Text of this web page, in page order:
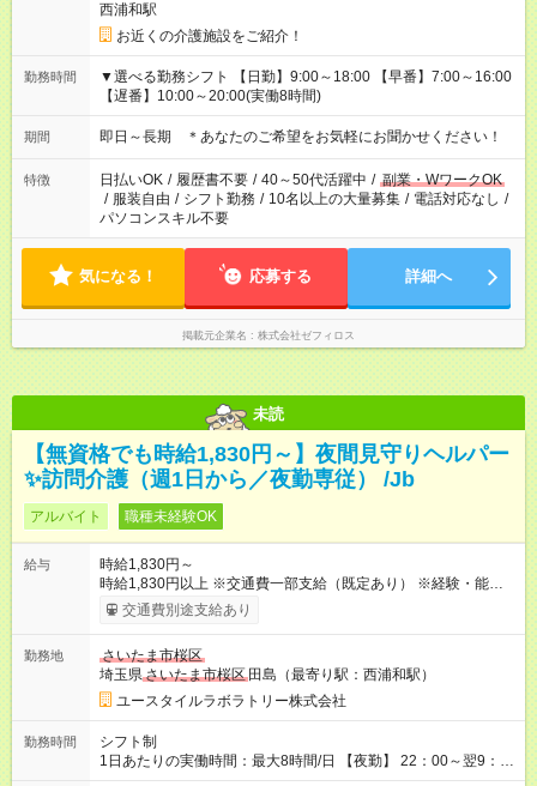
西浦和駅
お近くの介護施設をご紹介！
勤務時間
▼選べる勤務シフト 【日勤】9:00～18:00 【早番】7:00～16:00
【遅番】10:00～20:00(実働8時間)
期間 即日～長期 ＊あなたのご希望をお気軽にお聞かせください！
特徴 日払いOK / 履歴書不要 / 40～50代活躍中 / 副業・WワークOK
/ 服装自由 / シフト勤務 / 10名以上の大量募集 / 電話対応なし /
パソコンスキル不要
気になる！ 応募する 詳細へ
掲載元企業名 株式会社ゼフィロス
未読
【無資格でも時給1,830円～】夜間見守りヘルパー
✨訪問介護（週1日から／夜勤専従） /Jb
アルバイト 職種未経験OK
給与
時給1,830円～
時給1,830円以上 ※交通費一部支給（既定あり） ※経験・能力を
考慮して決定します 【収入例】 週1回勤務の場合：1,830円×8時
間×4回=5万8,560円 週3回勤務の場合：1,830円×8時間×12回
月 ※ 雇用形態と給与に、本採用時と異なる部分があります。 雇
用形態：本採用時と同じです。 給与：時給 1,580円以上
交通費別途支給あり
勤務地
さいたま市桜区
埼玉県さいたま市桜区 田島（最寄り駅：西浦和駅）
ユースタイルラボラトリー株式会社
勤務時間
シフト制
1日あたりの実働時間：最大8時間/日 【夜勤】 22：00～翌9：
00 ※週1日～OK ／ 夜勤専従 ＊＊ 勤務時間例 ＊＊ ■22時か